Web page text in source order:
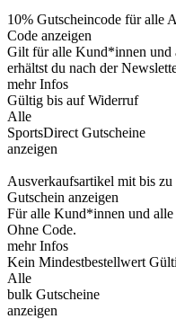
10% Gutscheincode für alle
Code anzeigen
Gilt für alle Kund*innen und
erhältst du nach der
mehr Infos
Gültig bis auf Widerruf
Alle
SportsDirect Gutscheine
anzeigen
Ausverkaufsartikel mit bis zu
Gutschein anzeigen
Für alle Kund*innen und
Ohne Code.
mehr Infos
Kein Mindestbestellwert
Alle
bulk Gutscheine
anzeigen